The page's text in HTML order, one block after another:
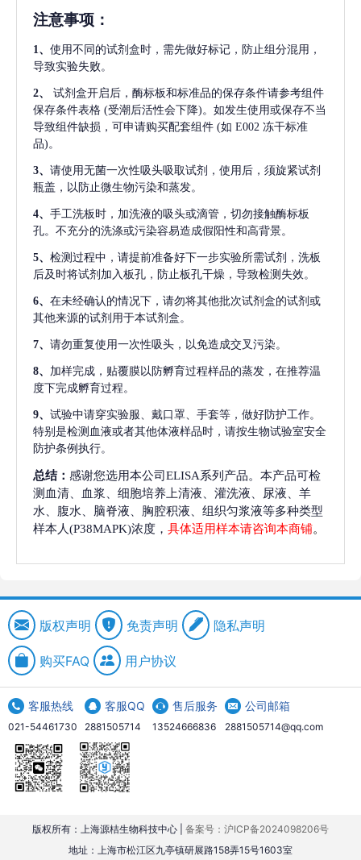
注意事项 ：
1、 使用不同的试剂盒时，需先做好标记，防止组分混用，
导致实验失败。
2、
试剂盒开启后，酶标板和标准品的保存条件请参考组件
保存条件表格 (受潮后活性会下降)。如发生使用或保存不当
导致组件缺损，可申请购买配套组件 (如 E002 冻干标准
品)。
3、 请使用无菌一次性吸头吸取试剂，使用后，须旋紧试剂
瓶盖，以防止微生物污染和蒸发。
4、 手工洗板时，加洗液的吸头或滴管，切勿接触酶标板
孔。不充分的洗涤或污染容易造成假阳性和高背景。
5、 检测过程中，请提前准备好下一步实验所需试剂，洗板
后及时将试剂加入板孔，防止板孔干燥，导致检测失效。
6、 在未经确认的情况下，请勿将其他批次试剂盒的试剂或
其他来源的试剂用于本试剂盒。
7、 请勿重复使用一次性吸头，以免造成交叉污染。
8、 加样完成，贴覆膜以防孵育过程样品的蒸发，在推荐温
度下完成孵育过程。
9、 试验中请穿实验服、戴口罩、手套等，做好防护工作。
特别是检测血液或者其他体液样品时，请按生物试验室安全
防护条例执行。
总结： 感谢您选用本公司ELISA系列产品。本产品可检
测血清、血浆、细胞培养上清液、灌洗液、尿液、羊
水、腹水、脑脊液、胸腔积液、组织匀浆液等多种类型
样本人(P38MAPK)浓度， 具体适用样本请咨询本商铺。
版权声明 免责声明 隐私声明
购买FAQ 用户协议
客服热线
021-54461730
客服QQ
2881505714
售后服务
13524666836
公司邮箱
2881505714@qq.com
版权所有：上海源桔生物科技中心 | 备案号：沪ICP备2024098206号
地址：上海市松江区九亭镇研展路158弄15号1603室